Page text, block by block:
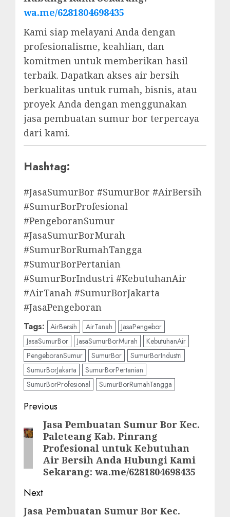
wa.me/6281804698435
Kami siap melayani Anda dengan
profesionalisme, keahlian, dan
komitmen untuk memberikan hasil
terbaik. Dapatkan akses air bersih
berkualitas untuk rumah, bisnis, atau
proyek Anda dengan menggunakan
jasa pembuatan sumur bor terpercaya
dari kami.
Hashtag:
#JasaSumurBor #SumurBor #AirBersih
#SumurBorProfesional
#PengeboranSumur
#JasaSumurBorMurah
#SumurBorRumahTangga
#SumurBorPertanian
#SumurBorIndustri #KebutuhanAir
#AirTanah #SumurBorJakarta
#JasaPengeboran
Tags: AirBersih AirTanah
JasaPengebor
JasaSumurBor
JasaSumurBorMurah
KebutuhanAir
PengeboranSumur
SumurBor
SumurBorIndustri
SumurBorJakarta
SumurBorPertanian
SumurBorProfesional
SumurBorRumahTangga
Post
navigation
Previous
Previous
post:
Jasa Pembuatan Sumur Bor Kec.
Paleteang Kab. Pinrang
Profesional untuk Kebutuhan
Air Bersih Anda Hubungi Kami
Sekarang: wa.me/6281804698435
Next
Next
Jasa Pembuatan Sumur Bor Kec.